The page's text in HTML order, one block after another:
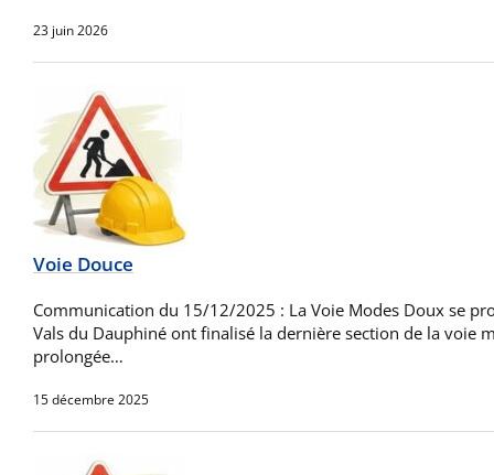
23 juin 2026
Voie Douce
Communication du 15/12/2025 : La Voie Modes Doux se
Vals du Dauphiné ont finalisé la dernière section de la voie
prolongée…
15 décembre 2025